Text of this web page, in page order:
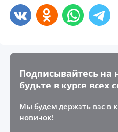
Подписывайтесь на
будьте в курсе всех
Мы будем держать вас в
новинок!